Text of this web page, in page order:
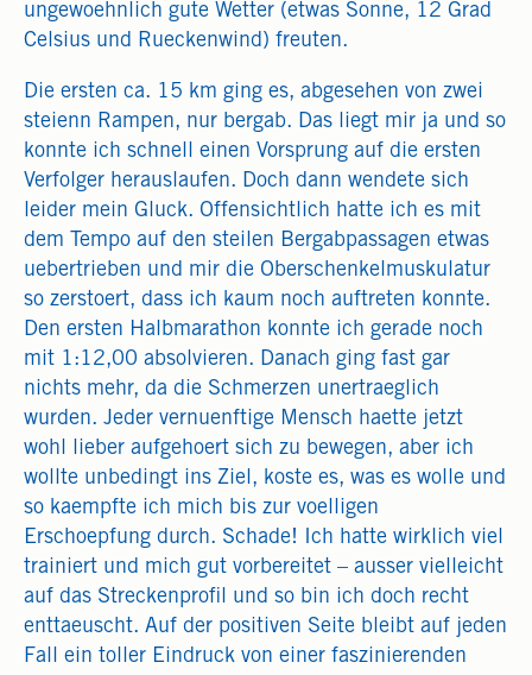
ungewoehnlich gute Wetter (etwas Sonne, 12 Grad
Celsius und Rueckenwind) freuten.
Die ersten ca. 15 km ging es, abgesehen von zwei
steienn Rampen, nur bergab. Das liegt mir ja und so
konnte ich schnell einen Vorsprung auf die ersten
Verfolger herauslaufen. Doch dann wendete sich
leider mein Gluck. Offensichtlich hatte ich es mit
dem Tempo auf den steilen Bergabpassagen etwas
uebertrieben und mir die Oberschenkelmuskulatur
so zerstoert, dass ich kaum noch auftreten konnte.
Den ersten Halbmarathon konnte ich gerade noch
mit 1:12,00 absolvieren. Danach ging fast gar
nichts mehr, da die Schmerzen unertraeglich
wurden. Jeder vernuenftige Mensch haette jetzt
wohl lieber aufgehoert sich zu bewegen, aber ich
wollte unbedingt ins Ziel, koste es, was es wolle und
so kaempfte ich mich bis zur voelligen
Erschoepfung durch. Schade! Ich hatte wirklich viel
trainiert und mich gut vorbereitet – ausser vielleicht
auf das Streckenprofil und so bin ich doch recht
enttaeuscht. Auf der positiven Seite bleibt auf jeden
Fall ein toller Eindruck von einer faszinierenden